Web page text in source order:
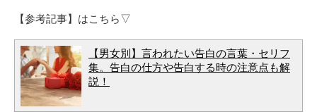
【参考記事】はこちら▽
【男女別】言われたい告白の言葉・セリフ
集。告白の仕方や告白する時の注意点も解
説！